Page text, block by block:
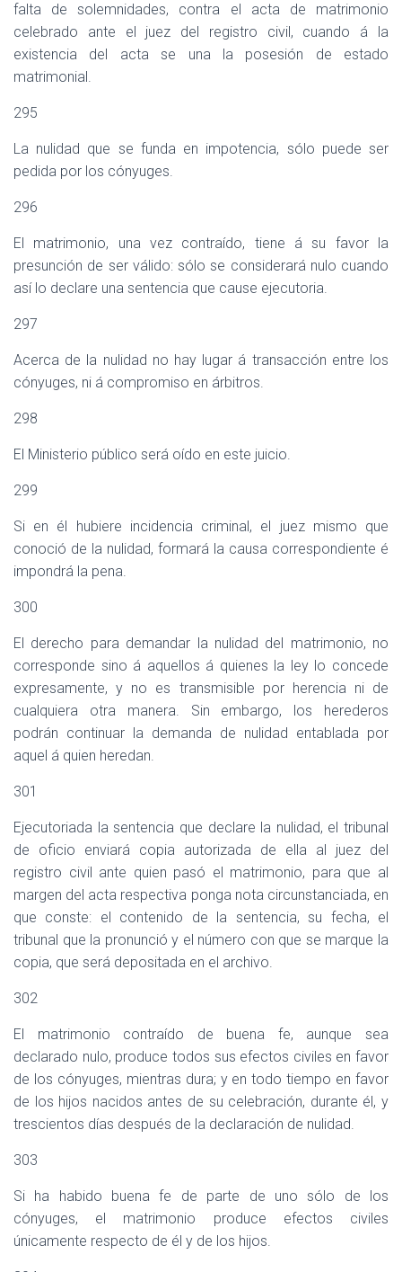
falta de solemnidades, contra el acta de matrimonio
celebrado ante el juez del registro civil, cuando á la
existencia del acta se una la posesión de estado
matrimonial.
295
La nulidad que se funda en impotencia, sólo puede ser
pedida por los cónyuges.
296
El matrimonio, una vez contraído, tiene á su favor la
presunción de ser válido: sólo se considerará nulo cuando
así lo declare una sentencia que cause ejecutoria.
297
Acerca de la nulidad no hay lugar á transacción entre los
cónyuges, ni á compromiso en árbitros.
298
El Ministerio público será oído en este juicio.
299
Si en él hubiere incidencia criminal, el juez mismo que
conoció de la nulidad, formará la causa correspondiente é
impondrá la pena.
300
El derecho para demandar la nulidad del matrimonio, no
corresponde sino á aquellos á quienes la ley lo concede
expresamente, y no es transmisible por herencia ni de
cualquiera otra manera. Sin embargo, los herederos
podrán continuar la demanda de nulidad entablada por
aquel á quien heredan.
301
Ejecutoriada la sentencia que declare la nulidad, el tribunal
de oficio enviará copia autorizada de ella al juez del
registro civil ante quien pasó el matrimonio, para que al
margen del acta respectiva ponga nota circunstanciada, en
que conste: el contenido de la sentencia, su fecha, el
tribunal que la pronunció y el número con que se marque la
copia, que será depositada en el archivo.
302
El matrimonio contraído de buena fe, aunque sea
declarado nulo, produce todos sus efectos civiles en favor
de los cónyuges, mientras dura; y en todo tiempo en favor
de los hijos nacidos antes de su celebración, durante él, y
trescientos días después de la declaración de nulidad.
303
Si ha habido buena fe de parte de uno sólo de los
cónyuges, el matrimonio produce efectos civiles
únicamente respecto de él y de los hijos.